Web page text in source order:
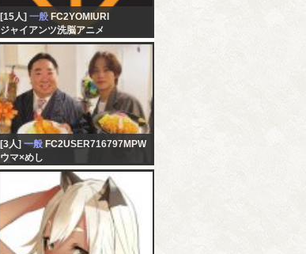
[15人] 一般 FC2YOMIURI
ジャイアンツ洗脳アニメ
[3人] 一般 FC2USER716797MPW
ウマ×めし